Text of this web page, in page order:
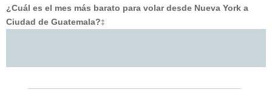
¿Cuál es el mes más barato para volar desde Nueva York a
Ciudad de Guatemala?‡